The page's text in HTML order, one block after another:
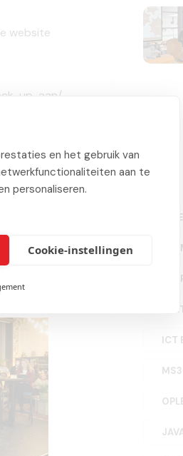
website
up-aan/
Tags
ICT
en het gebruik van
aan te
personaliseren.
Cookie-instellingen